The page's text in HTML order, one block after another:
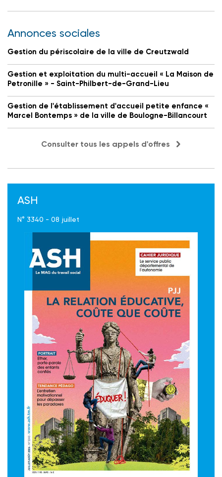
Annonces sociales
Gestion du périscolaire de la ville de Creutzwald
Gestion et exploitation du multi-accueil « La Maison de
Petronille » - Saint-Philbert-de-Grand-Lieu
Gestion de l'établissement d'accueil petite enfance «
Marcel Bontemps » de la ville de Boulogne-Billancourt
Consulter tous les appels d'offres
ASH
N° 3340 - 08 juillet